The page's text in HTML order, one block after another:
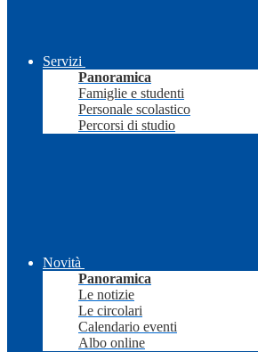
Servizi
Panoramica
Famiglie e studenti
Personale scolastico
Percorsi di studio
Novità
Panoramica
Le notizie
Le circolari
Calendario eventi
Albo online